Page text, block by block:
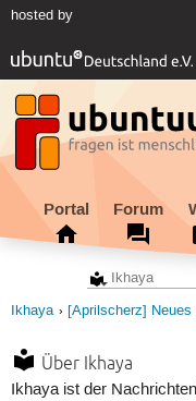
hosted by
Portal Forum
Ikhaya [Aprilscherz]
Über Ikhaya
Ikhaya ist der